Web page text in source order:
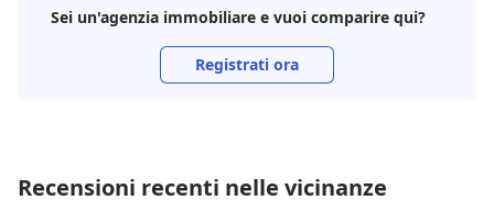
Sei un'agenzia immobiliare e vuoi comparire qui?
Registrati ora
Recensioni recenti nelle vicinanze